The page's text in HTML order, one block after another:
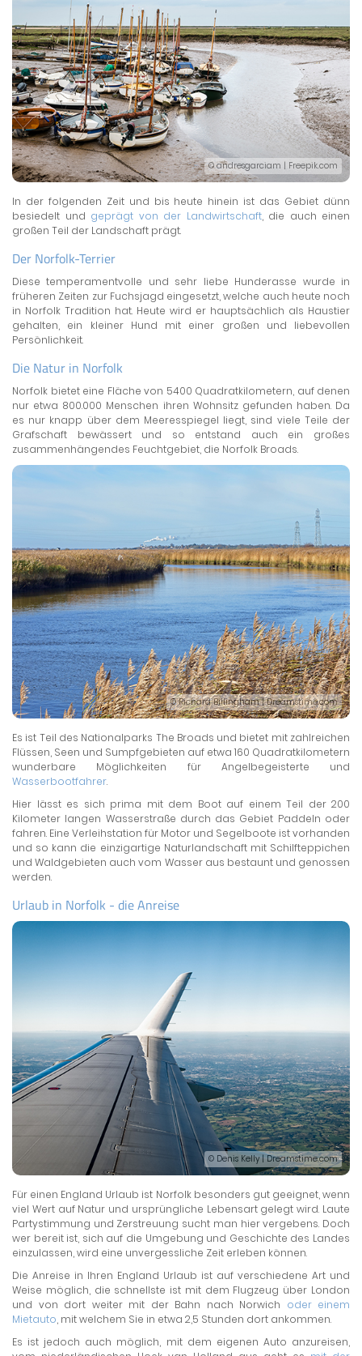
© andresgarciam | Freepik.com
In der folgenden Zeit und bis heute hinein ist das Gebiet dünn
besiedelt und geprägt von der Landwirtschaft, die auch einen
großen Teil der Landschaft prägt.
Der Norfolk-Terrier
Diese temperamentvolle und sehr liebe Hunderasse wurde in
früheren Zeiten zur Fuchsjagd eingesetzt, welche auch heute noch
in Norfolk Tradition hat. Heute wird er hauptsächlich als Haustier
gehalten, ein kleiner Hund mit einer großen und liebevollen
Persönlichkeit.
Die Natur in Norfolk
Norfolk bietet eine Fläche von 5400 Quadratkilometern, auf denen
nur etwa 800.000 Menschen ihren Wohnsitz gefunden haben. Da
es nur knapp über dem Meeresspiegel liegt, sind viele Teile der
Grafschaft bewässert und so entstand auch ein großes
zusammenhängendes Feuchtgebiet, die Norfolk Broads.
© Richard Billingham | Dreamstime.com
Es ist Teil des Nationalparks The Broads und bietet mit zahlreichen
Flüssen, Seen und Sumpfgebieten auf etwa 160 Quadratkilometern
wunderbare Möglichkeiten für Angelbegeisterte und
Wasserbootfahrer.
Hier lässt es sich prima mit dem Boot auf einem Teil der 200
Kilometer langen Wasserstraße durch das Gebiet Paddeln oder
fahren. Eine Verleihstation für Motor und Segelboote ist vorhanden
und so kann die einzigartige Naturlandschaft mit Schilfteppichen
und Waldgebieten auch vom Wasser aus bestaunt und genossen
werden.
Urlaub in Norfolk - die Anreise
© Denis Kelly | Dreamstime.com
Für einen England Urlaub ist Norfolk besonders gut geeignet, wenn
viel Wert auf Natur und ursprüngliche Lebensart gelegt wird. Laute
Partystimmung und Zerstreuung sucht man hier vergebens. Doch
wer bereit ist, sich auf die Umgebung und Geschichte des Landes
einzulassen, wird eine unvergessliche Zeit erleben können.
Die Anreise in Ihren England Urlaub ist auf verschiedene Art und
Weise möglich, die schnellste ist mit dem Flugzeug über London
und von dort weiter mit der Bahn nach Norwich oder einem
Mietauto, mit welchem Sie in etwa 2,5 Stunden dort ankommen.
Es ist jedoch auch möglich, mit dem eigenen Auto anzureisen,